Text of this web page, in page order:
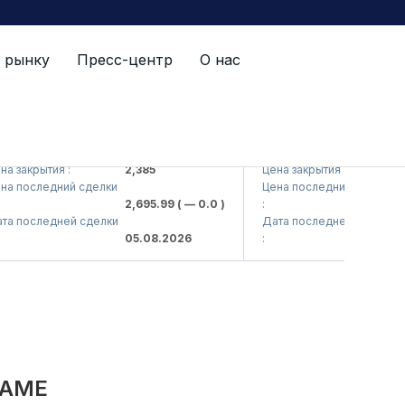
Пресс-центр О нас
:
2,385
сделки
2,695.99( — 0.0 )
сделки
05.08.2026
Цена закрытия :
Цена последний сделки
Дата последней сделки